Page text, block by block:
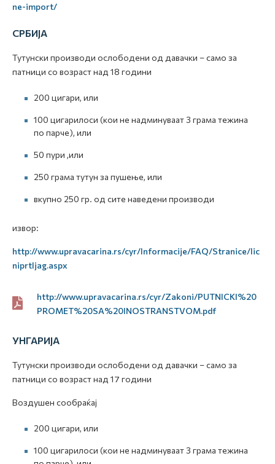
ne-import/
СРБИЈА
Тутунски производи ослободени од давачки – само за
патници со возраст над 18 години
200 цигари, или
100 цигарилоси (кои не надминуваат 3 грама тежина
по парче), или
50 пури ,или
250 грама тутун за пушење, или
вкупно 250 гр. од сите наведени производи
извор:
http://www.upravacarina.rs/cyr/Informacije/FAQ/Stranice/lic
niprtljag.aspx
http://www.upravacarina.rs/cyr/Zakoni/PUTNICKI%20
PROMET%20SA%20INOSTRANSTVOM.pdf
УНГАРИЈА
Тутунски производи ослободени од давачки – само за
патници со возраст над 17 години
Воздушен сообраќај
200 цигари, или
100 цигарилоси (кои не надминуваат 3 грама тежина